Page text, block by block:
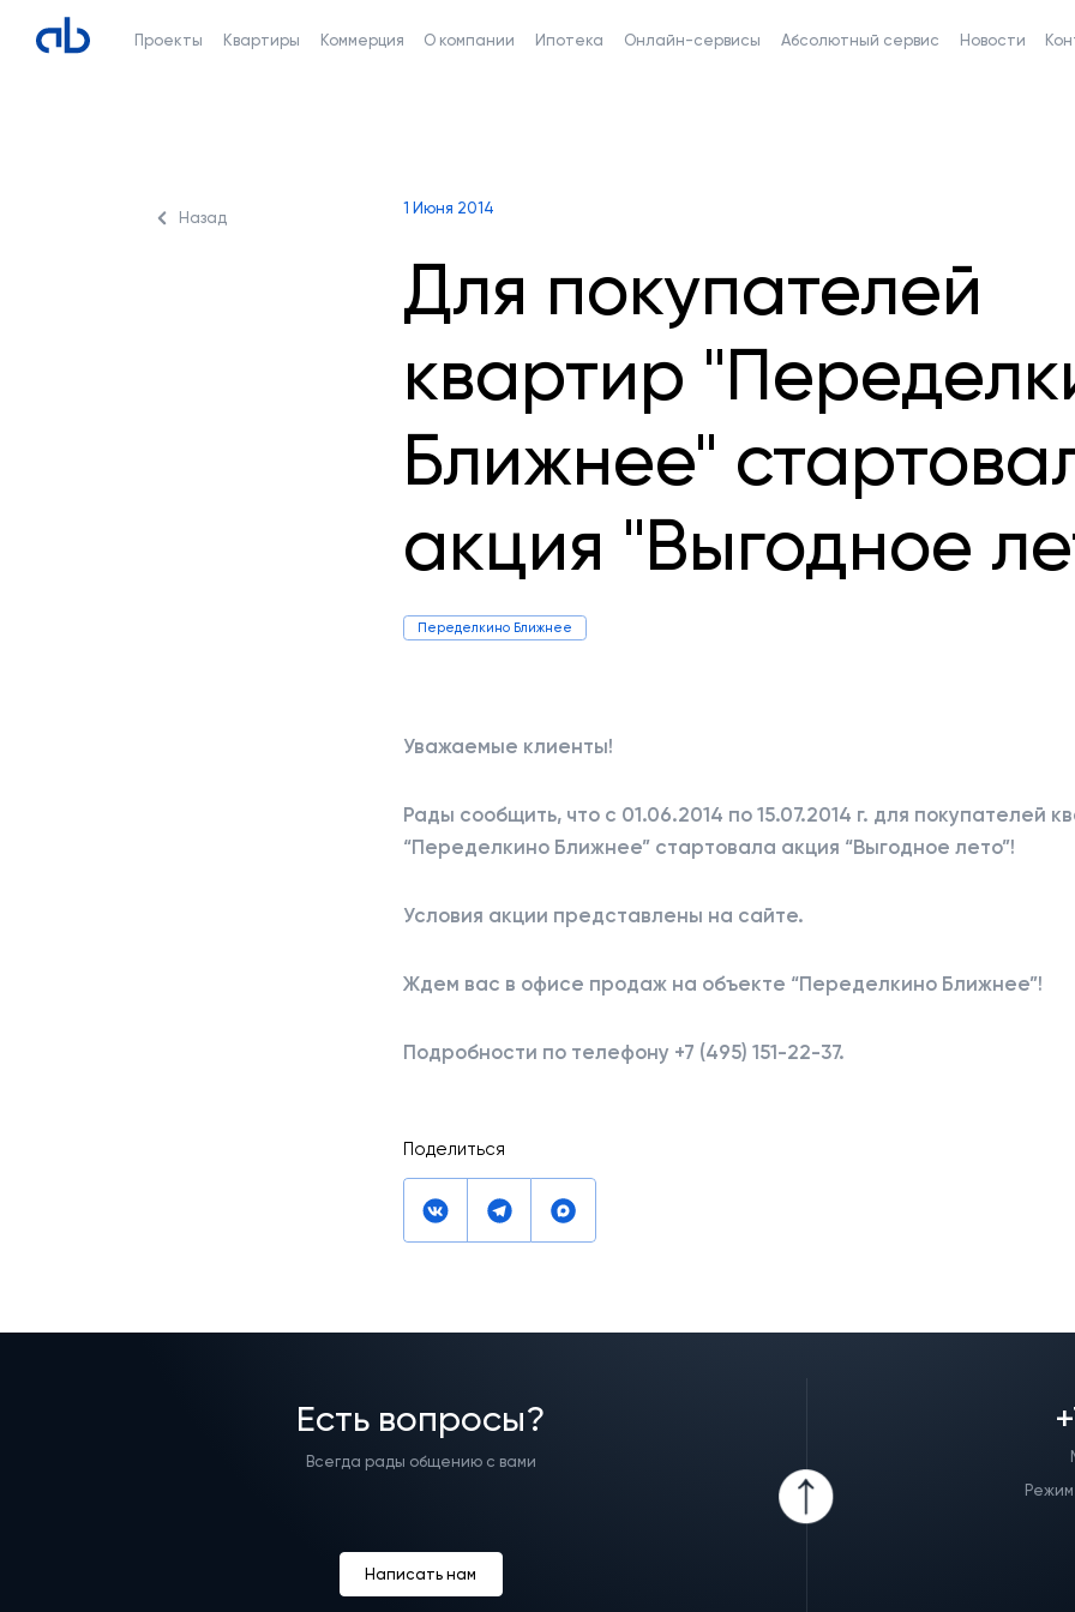
Проекты Квартиры Коммерция О компании Ипотека Онлайн-сервисы Абсолютный сервис Новости
Назад 1 Июня 2014
Для покупателей
квартир
Ближнее"
акция "Выгодное
Переделкино Ближнее
Уважаемые клиенты!
Рады сообщить, что с 01.06.2014 по 15.07.2014 г. для покупателей
“Переделкино Ближнее” стартовала акция “Выгодное лето”!
Условия акции представлены на сайте.
Ждем вас в офисе продаж на объекте “Переделкино Ближнее”!
Подробности по телефону +7 (495) 151-22-37.
Поделиться
Есть вопросы?
Всегда рады общению с вами
Написать нам